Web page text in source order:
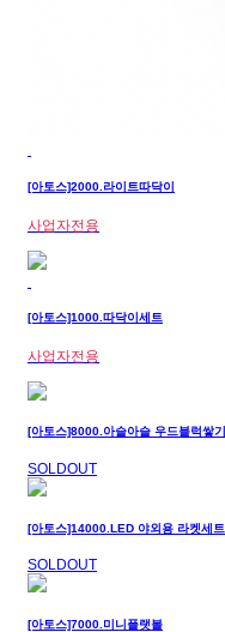
[아토스]2000.라이트따닥이
사업자전용
[아토스]1000.따닥이세트
사업자전용
[아토스]8000.아슬아슬 우드블럭쌓기
SOLDOUT
[아토스]14000.LED 야외용 라켓세트
SOLDOUT
[아토스]7000.미니플랫볼